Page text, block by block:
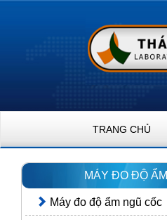
TRANG CHỦ
MÁY ĐO ĐỘ ẨM
Máy đo độ ẩm ngũ cốc